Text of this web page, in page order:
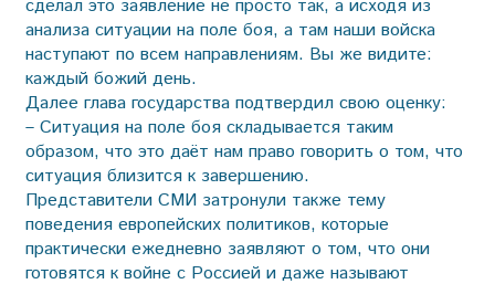
сделал это заявление не просто так, а исходя из
анализа ситуации на поле боя, а там наши войска
наступают по всем направлениям. Вы же видите:
каждый божий день.
Далее глава государства подтвердил свою оценку:
– Ситуация на поле боя складывается таким
образом, что это даёт нам право говорить о том, что
ситуация близится к завершению.
Представители СМИ затронули также тему
поведения европейских политиков, которые
практически ежедневно заявляют о том, что они
готовятся к войне с Россией и даже называют